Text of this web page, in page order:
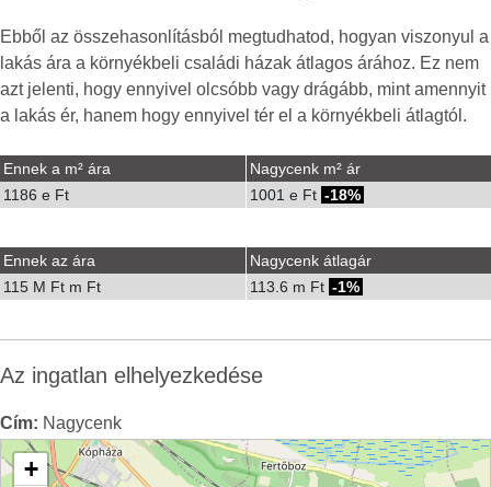
Ebből az összehasonlításból megtudhatod, hogyan viszonyul a
lakás ára a környékbeli családi házak átlagos árához. Ez nem
azt jelenti, hogy ennyivel olcsóbb vagy drágább, mint amennyit
a lakás ér, hanem hogy ennyivel tér el a környékbeli átlagtól.
Ennek a m² ára
Nagycenk m² ár
1186 e Ft
1001 e Ft -18%
Ennek az ára
Nagycenk átlagár
115 M Ft m Ft
113.6 m Ft -1%
Az ingatlan elhelyezkedése
Cím: Nagycenk
+